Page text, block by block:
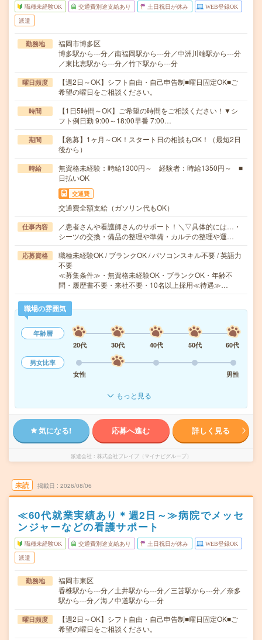
職種未経験OK 交通費別途支給あり 土日祝日が休み WEB登録OK
派遣
勤務地
福岡市博多区
博多駅から---分／南福岡駅から---分／中洲川端駅から---分
／東比恵駅から---分／竹下駅から---分
曜日頻度
【週2日～OK】シフト自由・自己申告制■曜日固定OK■ご
希望の曜日をご相談ください。
時間
【1日5時間～OK】ご希望の時間をご相談ください！▼シ
フト例日勤 9:00～18:00早番 7:00…
期間
【急募】1ヶ月～OK！スタート日の相談もOK！（最短2日
後から）
時給
無資格未経験：時給1300円～ 経験者：時給1350円～ ■
日払いOK
交通費
交通費全額支給（ガソリン代もOK）
仕事内容
／患者さんや看護師さんのサポート！＼▽具体的には…・
シーツの交換・備品の整理や準備・カルテの整理や運…
応募資格
職種未経験OK / ブランクOK / パソコンスキル不要 / 英語力
不要
≪募集条件≫・無資格未経験OK・ブランクOK・年齢不
問・履歴書不要・来社不要・10名以上採用≪待遇≫…
職場の雰囲気
年齢層
20代
30代 40代 50代
60代
男女比率
女性
男性
もっと見る
気になる! 応募へ進む 詳しく見る
派遣会社 株式会社ブレイブ（マイナビグループ）
未読 掲載日 2026/08/06
≪60代就業実績あり＊週2日～≫病院でメッセ
ンジャーなどの看護サポート
職種未経験OK 交通費別途支給あり 土日祝日が休み WEB登録OK
派遣
勤務地
福岡市東区
香椎駅から---分／土井駅から---分／三苫駅から---分／奈多
駅から---分／海ノ中道駅から---分
曜日頻度
【週2日～OK】シフト自由・自己申告制■曜日固定OK■ご
希望の曜日をご相談ください。